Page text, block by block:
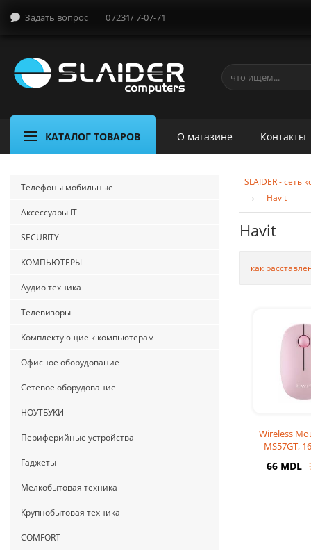
Задать вопрос 0 /231/ 7-07-71
КАТАЛОГ ТОВАРОВ О магазине Контакты
Телефоны мобильные
Аксессуары IT
SECURITY
КОМПЬЮТЕРЫ
Аудио техника
Телевизоры
Комплектующие к компьютерам
Офисное оборудование
Сетевое оборудование
НОУТБУКИ
Периферийные устройства
Гаджеты
Мелкобытовая техника
Крупнобытовая техника
COMFORT
SLAIDER - сеть
→ Havit
Havit
как
Wireless
MS57GT,
66 MDL